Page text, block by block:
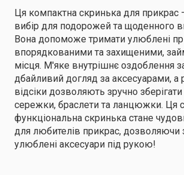
Ця компактна скринька для прикрас
вибір для подорожей та щоденного
Вона допоможе тримати улюблені
впорядкованими та захищеними,
місця. М'яке внутрішнє оздоблення
дбайливий догляд за аксесуарами, а
відсіки дозволяють зручно зберігати
сережки, браслети та ланцюжки. Ця
функціональна скринька стане
для любителів прикрас,
улюблені аксесуари під рукою!